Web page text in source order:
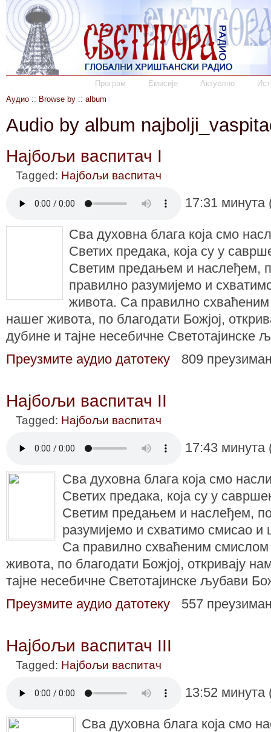
Програм Емисије Актуелно
Аудио :: Browse by :: album
Audio by album
Најбољи васпитач I
Tagged: Најбољи васпитач
17:31
Сва духовна блага која смо
Светих предака, која су у
Светим предањем и наслеђем,
правилно разумијемо и
живота. Са правилно
нашег живота, по благодати Божјој,
дубине и тајне несебичне Светотајинске
Преузмите аудио датотеку
809
Најбољи васпитач II
Tagged: Најбољи васпитач
17:43
Сва духовна блага која смо
Светих предака, која су у
Светим предањем и наслеђем,
разумијемо и схватимо смисао
Са правилно схваћеним
живота, по благодати Божјој, откривају
тајне несебичне Светотајинске љубави
Преузмите аудио датотеку
557
Најбољи васпитач III
Tagged: Најбољи васпитач
13:52
Сва духовна блага која смо